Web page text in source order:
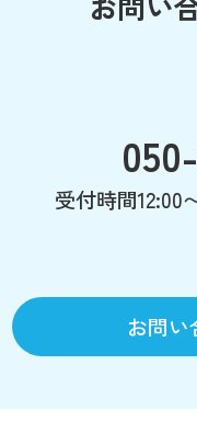
受付時間12:00
お問い